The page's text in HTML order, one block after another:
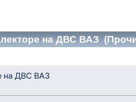
на ДВС ВАЗ
на ДВС ВАЗ